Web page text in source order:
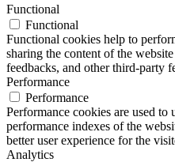
Functional
Functional
Functional cookies help to
sharing the content of the
feedbacks, and other third-party
Performance
Performance
Performance cookies are used to
performance indexes of the
better user experience for the
Analytics